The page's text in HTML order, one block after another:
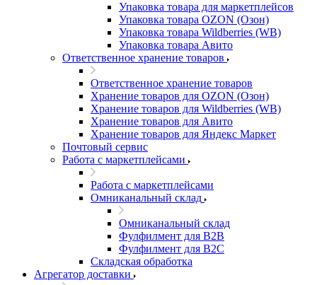
Упаковка товара для маркетплейсов
Упаковка товара OZON (Озон)
Упаковка товара Wildberries (WB)
Упаковка товара Авито
Ответственное хранение товаров
Ответственное хранение товаров
Хранение товаров для OZON (Озон)
Хранение товаров для Wildberries (WB)
Хранение товаров для Авито
Хранение товаров для Яндекс Маркет
Почтовый сервис
Работа с маркетплейсами
Работа с маркетплейсами
Омниканальный склад
Омниканальный склад
Фулфилмент для B2B
Фулфилмент для B2C
Складская обработка
Агрегатор доставки